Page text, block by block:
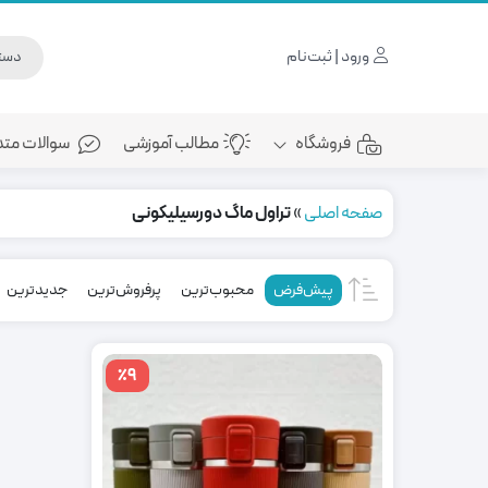
ورود | ثبت‌نام
فروشگاه مطالب آموزشی سوالات
صفحه اصلی»تراول ماگ دورسیلیکونی
پیش‌فرض محبوب‌ترین پرفروش‌ترین جدیدترین
٪9